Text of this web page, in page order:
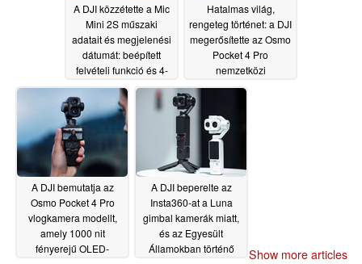
A DJI közzétette a Mic
Mini 2S műszaki
adatait és megjelenési
dátumát: beépített
felvételi funkció és 4-
csatornás támogatás a
legkisebb vezeték
nélküli mikrofonban
06/26/2026
Hatalmas világ,
rengeteg történet: a DJI
megerősítette az Osmo
Pocket 4 Pro
nemzetközi
megjelenési dátumát
A DJI bemutatja az
Osmo Pocket 4 Pro
vlogkamera modellt,
amely 1000 nit
fényerejű OLED-
A DJI beperelte az
Insta360-at a Luna
gimbal kamerák miatt,
és az Egyesült
Államokban történő
Show more articles